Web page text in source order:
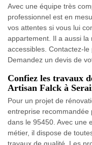
Avec une équipe très
professionnel est en
vos attentes si vous lui
appartement. Il a aussi
accessibles. Contactez-
Demandez un devis de
Confiez les travaux
Artisan Falck à
Pour un projet de
entreprise recommandée
dans le 95450. Avec une
métier, il dispose de